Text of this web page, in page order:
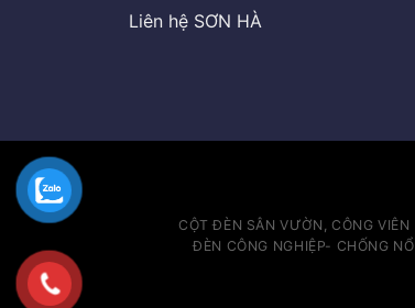
Liên hệ SƠN HÀ
CỘT ĐÈN SÂN VƯỜN, CÔNG VIÊN
ĐÈN CÔNG NGHIỆP- CHỐNG NỔ